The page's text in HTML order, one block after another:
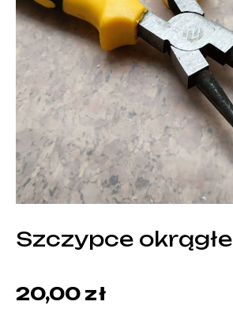
Szczypce okrągłe
20,00 zł